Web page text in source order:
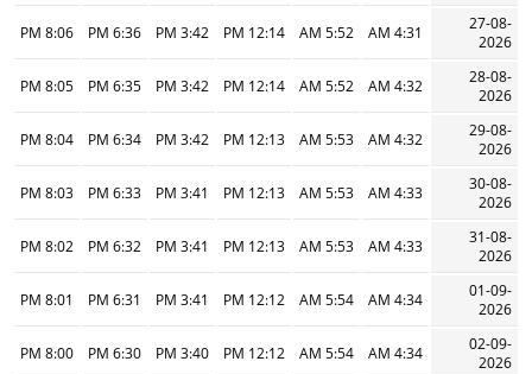
27-08-
2026
4:31 AM
5:52 AM
12:14 PM
3:42 PM
6:36 PM
8:06 PM
28-08-
2026
4:32 AM
5:52 AM
12:14 PM
3:42 PM
6:35 PM
8:05 PM
29-08-
2026
4:32 AM
5:53 AM
12:13 PM
3:42 PM
6:34 PM
8:04 PM
30-08-
2026
4:33 AM
5:53 AM
12:13 PM
3:41 PM
6:33 PM
8:03 PM
31-08-
2026
4:33 AM
5:53 AM
12:13 PM
3:41 PM
6:32 PM
8:02 PM
01-09-
2026
4:34 AM
5:54 AM
12:12 PM
3:41 PM
6:31 PM
8:01 PM
02-09-
2026
4:34 AM
5:54 AM
12:12 PM
3:40 PM
6:30 PM
8:00 PM